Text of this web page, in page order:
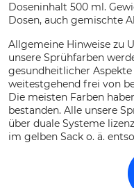
Doseninhalt 500 ml.
Dosen, auch gemischte
Allgemeine Hinweise zu
unsere Sprühfarben
gesundheitlicher
weitestgehend frei von
Die meisten Farben
bestanden. Alle unsere
über duale Systeme
im gelben Sack o. ä.